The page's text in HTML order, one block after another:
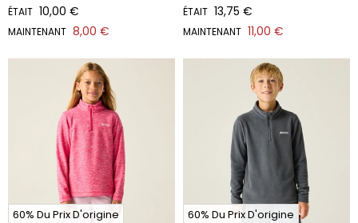
ÉTAIT 10,00 €
MAINTENANT 8,00 €
ÉTAIT 13,75 €
MAINTENANT 11,00 €
60% Du Prix D'origine 60% Du Prix D'origine